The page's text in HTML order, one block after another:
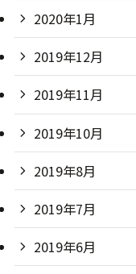
2020年1月
2019年12月
2019年11月
2019年10月
2019年8月
2019年7月
2019年6月